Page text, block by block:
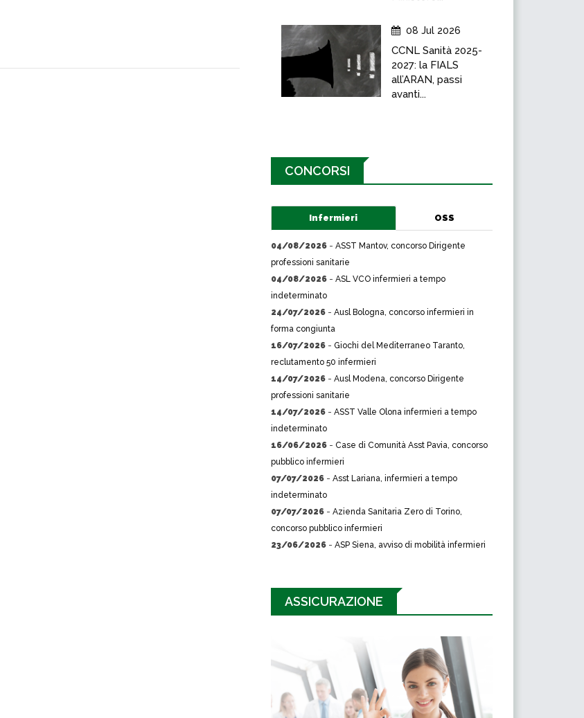
08 Jul 2026
CCNL Sanità 2025-
2027: la FIALS
all’ARAN, passi
avanti...
CONCORSI
Infermieri OSS
04/08/2026 - ASST Mantov, concorso Dirigente
professioni sanitarie
04/08/2026 - ASL VCO infermieri a tempo
indeterminato
24/07/2026 - Ausl Bologna, concorso infermieri in
forma congiunta
16/07/2026 - Giochi del Mediterraneo Taranto,
reclutamento 50 infermieri
14/07/2026 - Ausl Modena, concorso Dirigente
professioni sanitarie
14/07/2026 - ASST Valle Olona infermieri a tempo
indeterminato
16/06/2026 - Case di Comunità Asst Pavia, concorso
pubblico infermieri
07/07/2026 - Asst Lariana, infermieri a tempo
indeterminato
07/07/2026 - Azienda Sanitaria Zero di Torino,
concorso pubblico infermieri
23/06/2026 - ASP Siena, avviso di mobilità infermieri
ASSICURAZIONE